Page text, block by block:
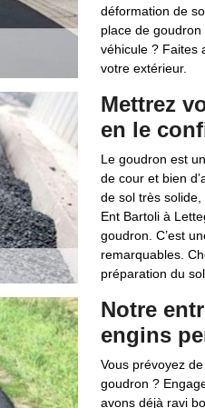
déformation de
place de
véhicule ? Faites
votre extérieur.
Mettrez
en le
Le goudron est
de cour et bien
de sol très solide,
Ent Bartoli à
goudron. C’est
remarquables.
préparation du
Notre
engins
Vous prévoyez
goudron ?
avons déjà ravi